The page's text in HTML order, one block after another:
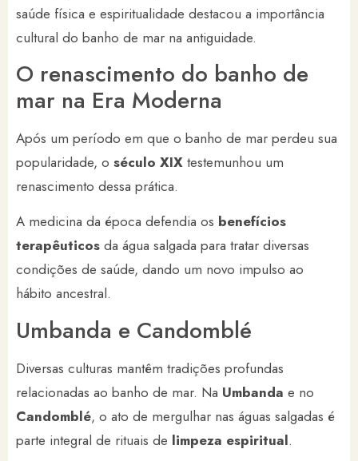
saúde física e espiritualidade destacou a importância
cultural do banho de mar na antiguidade.
O renascimento do banho de
mar na Era Moderna
Após um período em que o banho de mar perdeu sua
popularidade, o século XIX testemunhou um
renascimento dessa prática.
A medicina da época defendia os benefícios
terapêuticos da água salgada para tratar diversas
condições de saúde, dando um novo impulso ao
hábito ancestral.
Umbanda e Candomblé
Diversas culturas mantêm tradições profundas
relacionadas ao banho de mar. Na Umbanda e no
Candomblé, o ato de mergulhar nas águas salgadas é
parte integral de rituais de limpeza espiritual.